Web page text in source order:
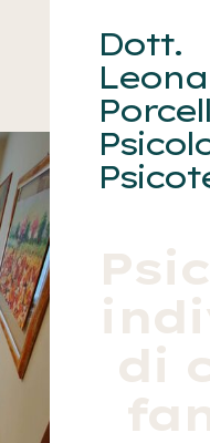
Dott.
di